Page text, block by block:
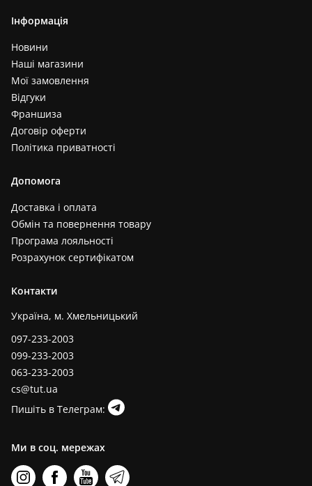
Інформація
Новини
Наші магазини
Мої замовлення
Відгуки
Франшиза
Договір оферти
Політика приватності
Допомога
Доставка і оплата
Обмін та повернення товару
Програма лояльності
Розрахунок сертифікатом
Контакти
Україна, м. Хмельницький
097-233-2003
099-233-2003
063-233-2003
cs@tut.ua
Пишіть в Телеграм:
Ми в соц. мережах